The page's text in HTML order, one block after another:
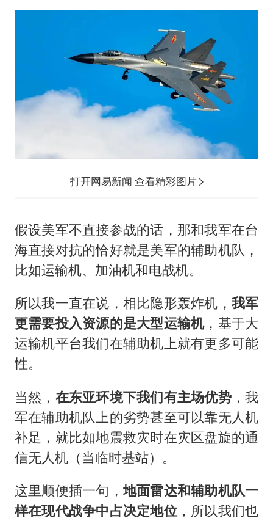
打开网易新闻 查看精彩图片
假设美军不直接参战的话，那和我军在台
海直接对抗的恰好就是美军的辅助机队，
比如运输机、加油机和电战机。
所以我一直在说，相比隐形轰炸机， 我军
更需要投入资源的是大型运输机，基于大
运输机平台我们在辅助机上就有更多可能
性。
当然， 在东亚环境下我们有主场优势，我
军在辅助机队上的劣势甚至可以靠无人机
补足，就比如地震救灾时在灾区盘旋的通
信无人机（当临时基站）。
这里顺便插一句，地面雷达和辅助机队一
样在现代战争中占决定地位，所以我们也